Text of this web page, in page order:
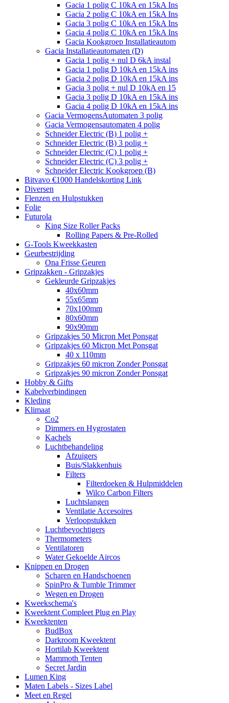
Gacia 1 polig C 10kA en 15kA Ins
Gacia 2 polig C 10kA en 15kA Ins
Gacia 3 polig C 10kA en 15kA Ins
Gacia 4 polig C 10kA en 15kA Ins
Gacia Kookgroep Installatieautom
Gacia Installatieautomaten (D)
Gacia 1 polig + nul D 6kA instal
Gacia 1 polig D 10kA en 15kA ins
Gacia 2 polig D 10kA en 15kA ins
Gacia 3 polig + nul D 10kA en 15
Gacia 3 polig D 10kA en 15kA ins
Gacia 4 polig D 10kA en 15kA ins
Gacia VermogensAutomaten 3 polig
Gacia Vermogensautomaten 4 polig
Schneider Electric (B) 1 polig +
Schneider Electric (B) 3 polig +
Schneider Electric (C) 1 polig +
Schneider Electric (C) 3 polig +
Schneider Electric Kookgroep (B)
Bitvavo €1000 Handelskorting Link
Diversen
Flenzen en Hulpstukken
Folie
Futurola
King Size Roller Packs
Rolling Papers & Pre-Rolled
G-Tools Kweekkasten
Geurbestrijding
Ona Frisse Geuren
Gripzakken - Gripzakjes
Gekleurde Gripzakjes
40x60mm
55x65mm
70x100mm
80x60mm
90x90mm
Gripzakjes 50 Micron Met Ponsgat
Gripzakjes 60 Micron Met Ponsgat
40 x 110mm
Gripzakjes 60 micron Zonder Ponsgat
Gripzakjes 90 micron Zonder Ponsgat
Hobby & Gifts
Kabelverbindingen
Kleding
Klimaat
Co2
Dimmers en Hygrostaten
Kachels
Luchtbehandeling
Afzuigers
Buis/Slakkenhuis
Filters
Filterdoeken & Hulpmiddelen
Wilco Carbon Filters
Luchtslangen
Ventilatie Accesoires
Verloopstukken
Luchtbevochtigers
Thermometers
Ventilatoren
Water Gekoelde Aircos
Knippen en Drogen
Scharen en Handschoenen
SpinPro & Tumble Trimmer
Wegen en Drogen
Kweekschema's
Kweektent Compleet Plug en Play
Kweektenten
BudBox
Darkroom Kweektent
Hortilab Kweektent
Mammoth Tenten
Secret Jardin
Lumen King
Maten Labels - Sizes Label
Meet en Regel